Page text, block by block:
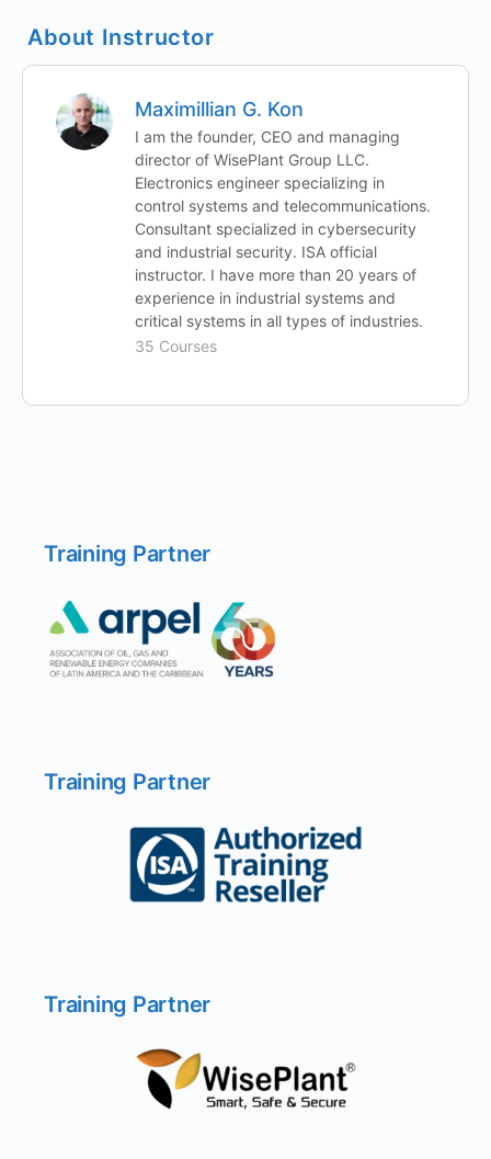
About Instructor
Maximillian G. Kon
I am the founder, CEO and managing
director of WisePlant Group LLC.
Electronics engineer specializing in
control systems and telecommunications.
Consultant specialized in cybersecurity
and industrial security. ISA official
instructor. I have more than 20 years of
experience in industrial systems and
critical systems in all types of industries.
35 Courses
Training Partner
Training Partner
Training Partner